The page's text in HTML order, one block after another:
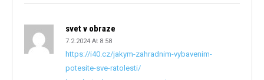
svet v obraze
7.2.2024 At 8:58
https://i40.cz/jakym-zahradnim-vybavenim-
potesite-sve-ratolesti/